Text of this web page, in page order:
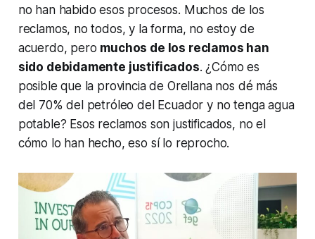
no han habido esos procesos. Muchos de los
reclamos, no todos, y la forma, no estoy de
acuerdo, pero muchos de los reclamos han
sido debidamente justificados. ¿Cómo es
posible que la provincia de Orellana nos dé más
del 70% del petróleo del Ecuador y no tenga agua
potable? Esos reclamos son justificados, no el
cómo lo han hecho, eso sí lo reprocho.